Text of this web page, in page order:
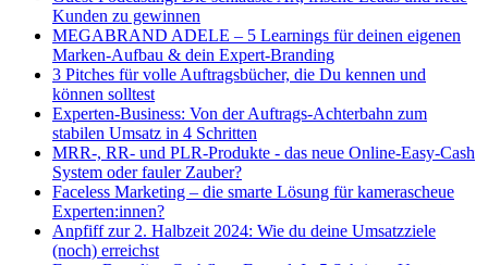
Kunden zu gewinnen
MEGABRAND ADELE – 5 Learnings für deinen eigenen
Marken-Aufbau & dein Expert-Branding
3 Pitches für volle Auftragsbücher, die Du kennen und
können solltest
Experten-Business: Von der Auftrags-Achterbahn zum
stabilen Umsatz in 4 Schritten
MRR-, RR- und PLR-Produkte - das neue Online-Easy-Cash
System oder fauler Zauber?
Faceless Marketing – die smarte Lösung für kamerascheue
Experten:innen?
Anpfiff zur 2. Halbzeit 2024: Wie du deine Umsatzziele
(noch) erreichst